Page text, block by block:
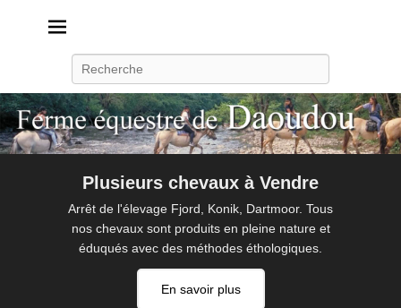
Plusieurs chevaux à Vendre
Arrêt de l'élevage Fjord, Konik, Dartmoor. Tous
nos chevaux sont produits en pleine nature et
éduqués avec des méthodes éthologiques.
En savoir plus